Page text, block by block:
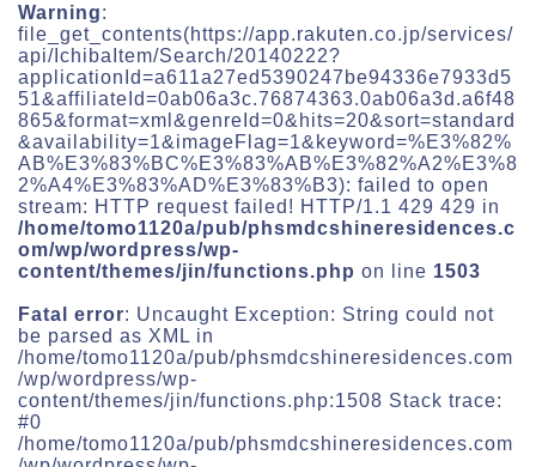
Warning:
file_get_contents(https://app.rakuten.co.jp/services/
api/IchibaItem/Search/20140222?
applicationId=a611a27ed5390247be94336e7933d5
51&affiliateId=0ab06a3c.76874363.0ab06a3d.a6f48
865&format=xml&genreId=0&hits=20&sort=standard
&availability=1&imageFlag=1&keyword=%E3%82%
AB%E3%83%BC%E3%83%AB%E3%82%A2%E3%8
2%A4%E3%83%AD%E3%83%B3): failed to open
stream: HTTP request failed! HTTP/1.1 429 429 in
/home/tomo1120a/pub/phsmdcshineresidences.c
om/wp/wordpress/wp-
content/themes/jin/functions.php on line 1503
Fatal error: Uncaught Exception: String could not
be parsed as XML in
/home/tomo1120a/pub/phsmdcshineresidences.com
/wp/wordpress/wp-
content/themes/jin/functions.php:1508 Stack trace:
#0
/home/tomo1120a/pub/phsmdcshineresidences.com